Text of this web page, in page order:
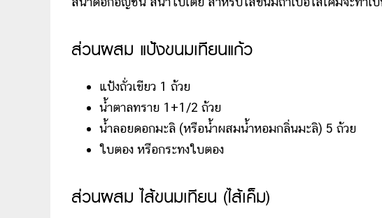
ส่วนผสม แป้งขนมเทียนแก้ว
แป้งถั่วเขียว 1 ถ้วย
น้ำตาลทราย 1+1/2 ถ้วย
น้ำลอยดอกมะลิ (หรือน้ำผสมน้ำหอมกลิ่นมะลิ) 5 ถ้วย
ใบตอง หรือกระทงใบตอง
ส่วนผสม ไส้ขนมเทียน (ไส้เค็ม)